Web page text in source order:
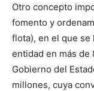
Otro concepto
fomento y
flota), en el que
entidad en más de
Gobierno del
millones, cuya